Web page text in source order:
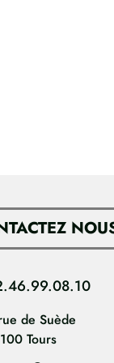
de Suède
Tours